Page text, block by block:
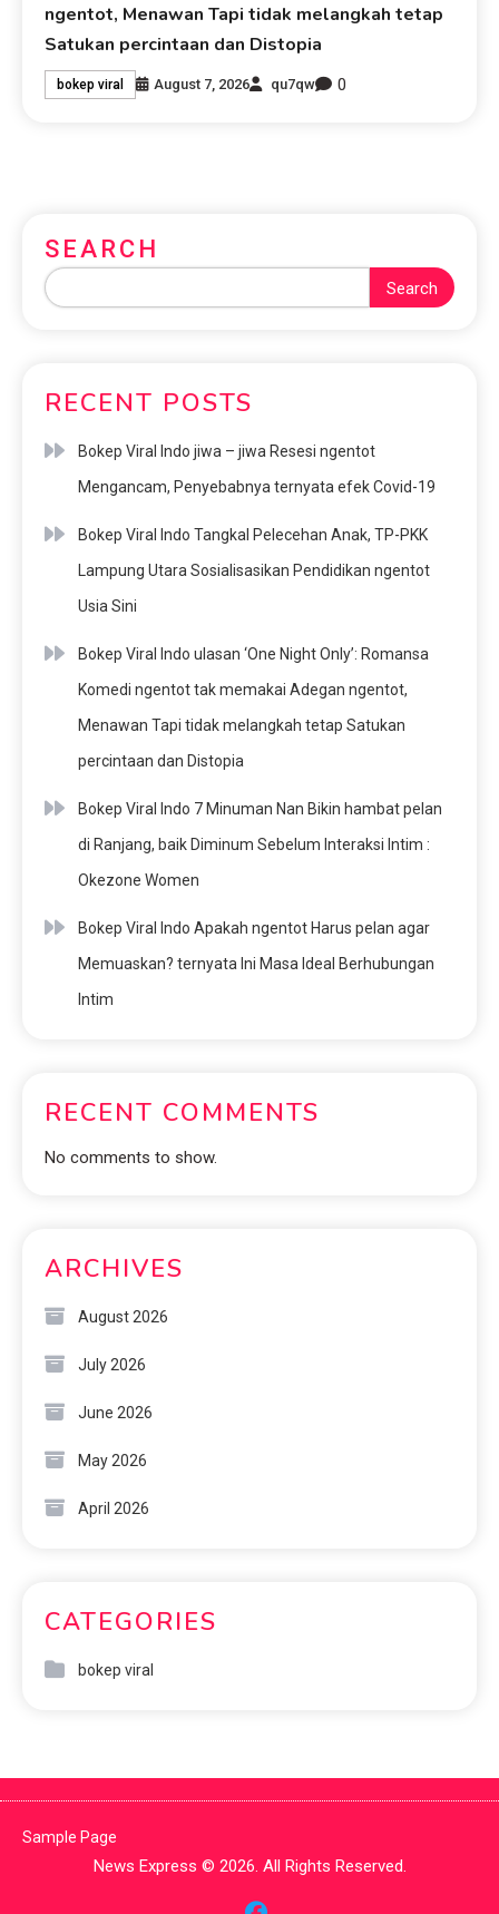
ngentot, Menawan Tapi tidak melangkah tetap
Satukan percintaan dan Distopia
bokep viral August 7, 2026 qu7qw 0
SEARCH
Search
RECENT POSTS
Bokep Viral Indo jiwa – jiwa Resesi ngentot
Mengancam, Penyebabnya ternyata efek Covid-19
Bokep Viral Indo Tangkal Pelecehan Anak, TP-PKK
Lampung Utara Sosialisasikan Pendidikan ngentot
Usia Sini
Bokep Viral Indo ulasan ‘One Night Only’: Romansa
Komedi ngentot tak memakai Adegan ngentot,
Menawan Tapi tidak melangkah tetap Satukan
percintaan dan Distopia
Bokep Viral Indo 7 Minuman Nan Bikin hambat pelan
di Ranjang, baik Diminum Sebelum Interaksi Intim :
Okezone Women
Bokep Viral Indo Apakah ngentot Harus pelan agar
Memuaskan? ternyata Ini Masa Ideal Berhubungan
Intim
RECENT COMMENTS
No comments to show.
ARCHIVES
August 2026
July 2026
June 2026
May 2026
April 2026
CATEGORIES
bokep viral
Sample Page
News Express © 2026. All Rights Reserved.